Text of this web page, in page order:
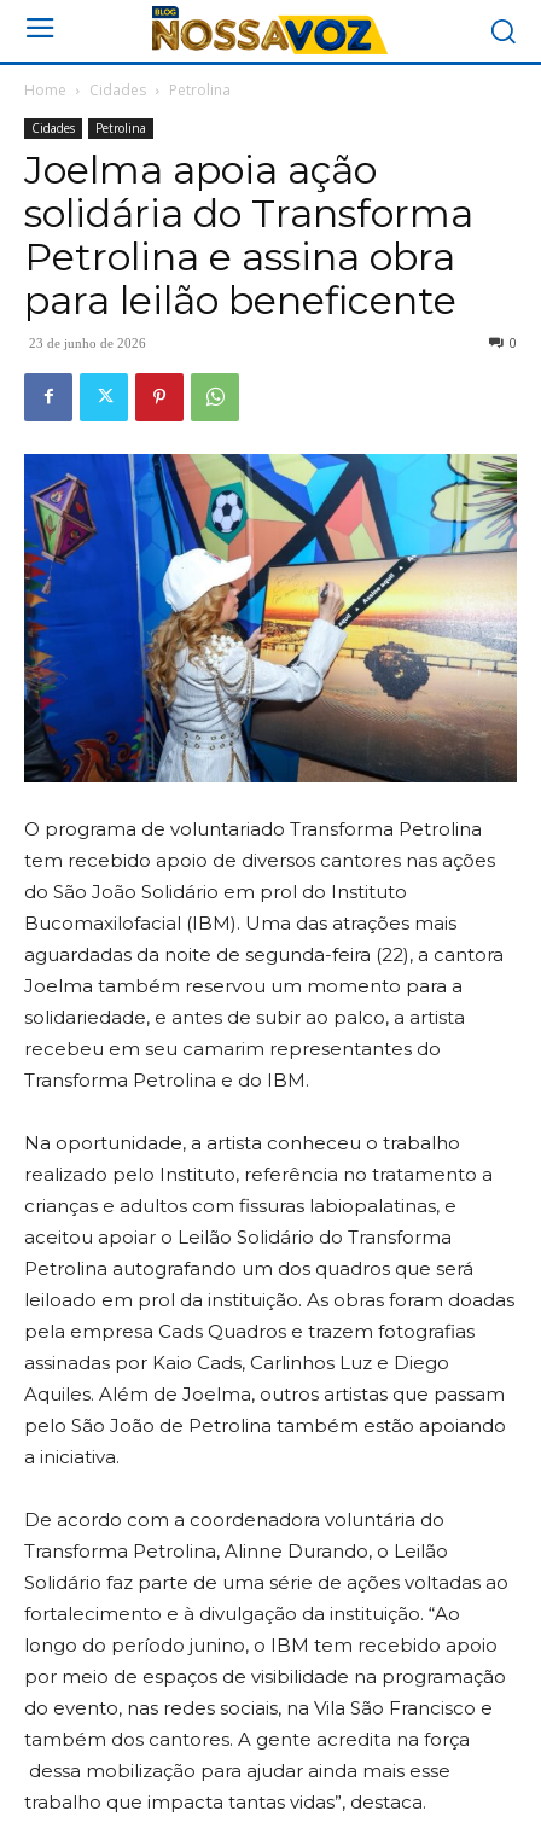
Home Cidades Petrolina
Cidades Petrolina
Joelma apoia ação
solidária do Transforma
Petrolina e assina obra
para leilão beneficente
23 de junho de 2026 0
O programa de voluntariado Transforma Petrolina
tem recebido apoio de diversos cantores nas ações
do São João Solidário em prol do Instituto
Bucomaxilofacial (IBM). Uma das atrações mais
aguardadas da noite de segunda-feira (22), a cantora
Joelma também reservou um momento para a
solidariedade, e antes de subir ao palco, a artista
recebeu em seu camarim representantes do
Transforma Petrolina e do IBM.
Na oportunidade, a artista conheceu o trabalho
realizado pelo Instituto, referência no tratamento a
crianças e adultos com fissuras labiopalatinas, e
aceitou apoiar o Leilão Solidário do Transforma
Petrolina autografando um dos quadros que será
leiloado em prol da instituição. As obras foram doadas
pela empresa Cads Quadros e trazem fotografias
assinadas por Kaio Cads, Carlinhos Luz e Diego
Aquiles. Além de Joelma, outros artistas que passam
pelo São João de Petrolina também estão apoiando
a iniciativa.
De acordo com a coordenadora voluntária do
Transforma Petrolina, Alinne Durando, o Leilão
Solidário faz parte de uma série de ações voltadas ao
fortalecimento e à divulgação da instituição. “Ao
longo do período junino, o IBM tem recebido apoio
por meio de espaços de visibilidade na programação
do evento, nas redes sociais, na Vila São Francisco e
também dos cantores. A gente acredita na força
dessa mobilização para ajudar ainda mais esse
trabalho que impacta tantas vidas”, destaca.